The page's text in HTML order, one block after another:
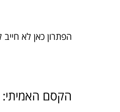
הפתרון כאן לא חייב
הקסם האמיתי: